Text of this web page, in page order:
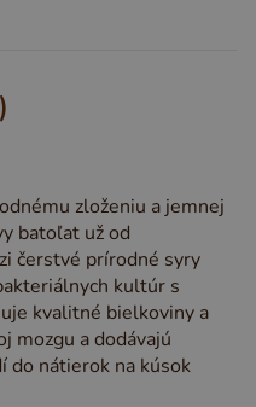
zloženiu a jemnej
batoľat už od
čerstvé prírodné syry
kultúr s
kvalitné bielkoviny a
mozgu a dodávajú
do nátierok na kúsok